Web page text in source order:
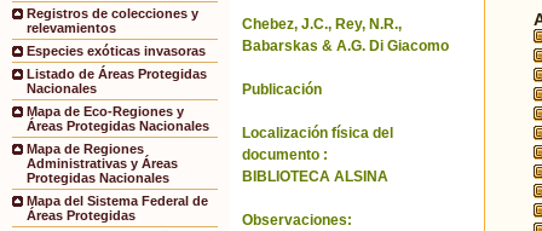
Registros de colecciones y
relevamientos
Especies exóticas invasoras
Listado de Áreas Protegidas
Nacionales
Mapa de Eco-Regiones y
Áreas Protegidas Nacionales
Mapa de Regiones
Administrativas y Áreas
Protegidas Nacionales
Mapa del Sistema Federal de
Áreas Protegidas
Chebez, J.C., Rey, N.R.,
Babarskas & A.G. Di Giacomo
Publicación
Localización física del
documento :
BIBLIOTECA ALSINA
Observaciones: